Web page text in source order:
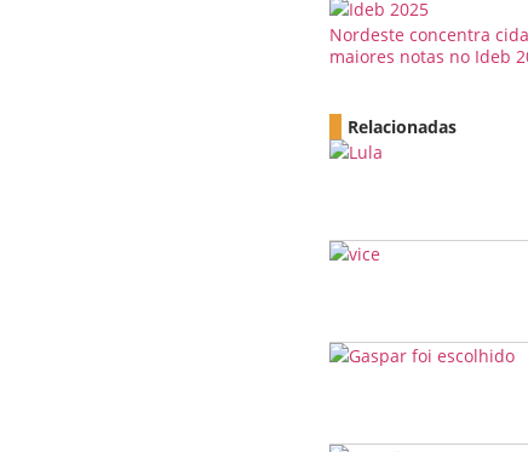
Nordeste concentra
maiores notas no Ideb
Relacionadas